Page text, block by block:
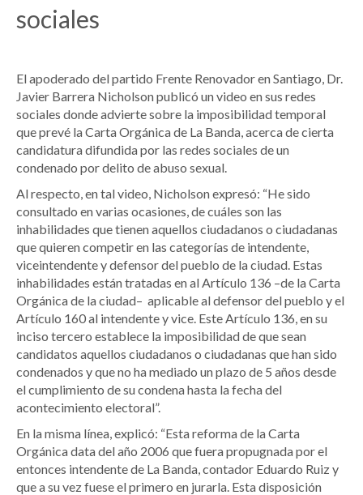
sociales
El apoderado del partido Frente Renovador en Santiago, Dr.
Javier Barrera Nicholson publicó un video en sus redes
sociales donde advierte sobre la imposibilidad temporal
que prevé la Carta Orgánica de La Banda, acerca de cierta
candidatura difundida por las redes sociales de un
condenado por delito de abuso sexual.
Al respecto, en tal video, Nicholson expresó: “He sido
consultado en varias ocasiones, de cuáles son las
inhabilidades que tienen aquellos ciudadanos o ciudadanas
que quieren competir en las categorías de intendente,
viceintendente y defensor del pueblo de la ciudad. Estas
inhabilidades están tratadas en al Artículo 136 –de la Carta
Orgánica de la ciudad– aplicable al defensor del pueblo y el
Artículo 160 al intendente y vice. Este Artículo 136, en su
inciso tercero establece la imposibilidad de que sean
candidatos aquellos ciudadanos o ciudadanas que han sido
condenados y que no ha mediado un plazo de 5 años desde
el cumplimiento de su condena hasta la fecha del
acontecimiento electoral”.
En la misma línea, explicó: “Esta reforma de la Carta
Orgánica data del año 2006 que fuera propugnada por el
entonces intendente de La Banda, contador Eduardo Ruiz y
que a su vez fuese el primero en jurarla. Esta disposición